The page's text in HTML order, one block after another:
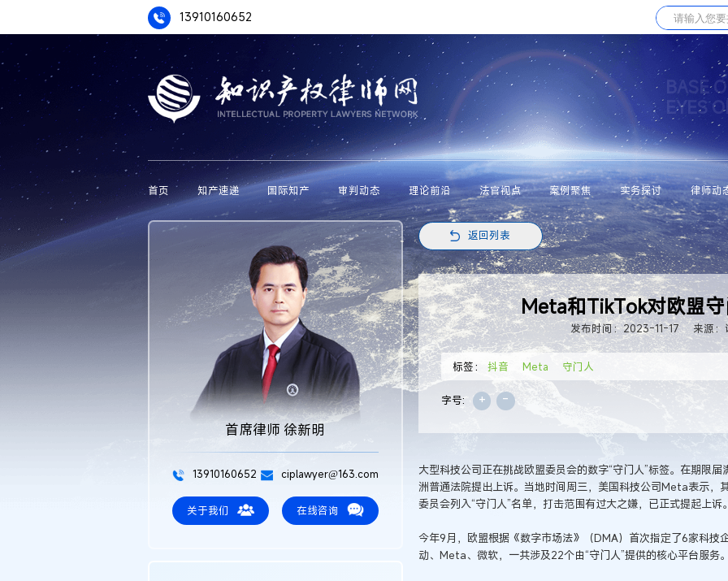
13910160652
BASE
EYES
首页 知产速递 国际知产 审判动态 理论前沿 法官视点 案例聚焦 实务探讨 律师动
首席律师 徐新明
13910160652 ciplawyer@163.com
关于我们 在线咨询
返回列表
Meta和TikTok对欧盟
发布时间：2023-11-17 来源：
标签： 抖音 Meta 守门人
字号: + -
大型科技公司正在挑战欧盟委员会的数字“守门人”标签。在期限
洲普通法院提出上诉。当地时间周三，美国科技公司Meta表示
委员会列入“守门人”名单，打击范围有过大之嫌，已正式提起上诉
今年9月，欧盟根据《数字市场法》（DMA）首次指定了6家科
动、Meta、微软，一共涉及22个由“守门人”提供的核心平台服务